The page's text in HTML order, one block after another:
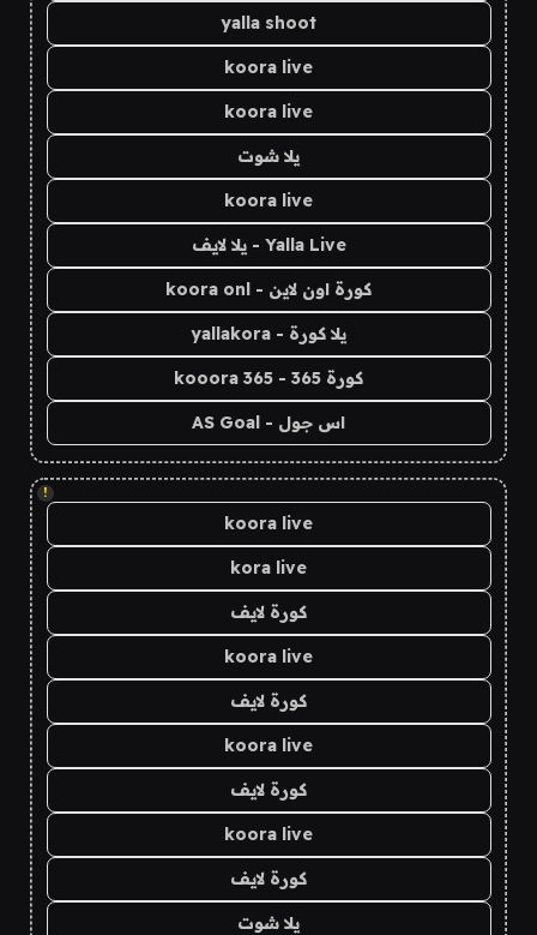
yalla shoot
koora live
koora live
يلا شوت
koora live
Yalla Live - يلا لايف
كورة اون لاين - koora onl
يلا كورة - yallakora
كورة 365 - kooora 365
اس جول - AS Goal
!
koora live
kora live
كورة لايف
koora live
كورة لايف
koora live
كورة لايف
koora live
كورة لايف
يلا شوت